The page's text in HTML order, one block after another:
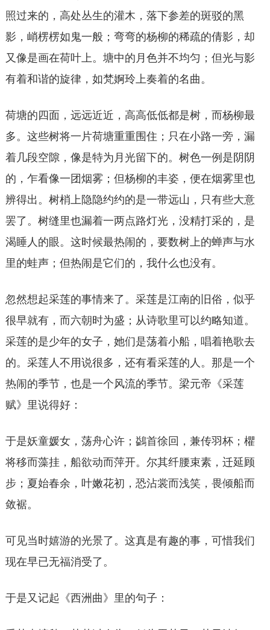
照过来的，高处丛生的灌木，落下参差的斑驳的黑
影，峭楞楞如鬼一般；弯弯的杨柳的稀疏的倩影，却
又像是画在荷叶上。塘中的月色并不均匀；但光与影
有着和谐的旋律，如梵婀玲上奏着的名曲。
荷塘的四面，远远近近，高高低低都是树，而杨柳最
多。这些树将一片荷塘重重围住；只在小路一旁，漏
着几段空隙，像是特为月光留下的。树色一例是阴阴
的，乍看像一团烟雾；但杨柳的丰姿，便在烟雾里也
辨得出。树梢上隐隐约约的是一带远山，只有些大意
罢了。树缝里也漏着一两点路灯光，没精打采的，是
渴睡人的眼。这时候最热闹的，要数树上的蝉声与水
里的蛙声；但热闹是它们的，我什么也没有。
忽然想起采莲的事情来了。采莲是江南的旧俗，似乎
很早就有，而六朝时为盛；从诗歌里可以约略知道。
采莲的是少年的女子，她们是荡着小船，唱着艳歌去
的。采莲人不用说很多，还有看采莲的人。那是一个
热闹的季节，也是一个风流的季节。梁元帝《采莲
赋》里说得好：
于是妖童媛女，荡舟心许；鷁首徐回，兼传羽杯；欋
将移而藻挂，船欲动而萍开。尔其纤腰束素，迁延顾
步；夏始春余，叶嫩花初，恐沾裳而浅笑，畏倾船而
敛裾。
可见当时嬉游的光景了。这真是有趣的事，可惜我们
现在早已无福消受了。
于是又记起《西洲曲》里的句子：